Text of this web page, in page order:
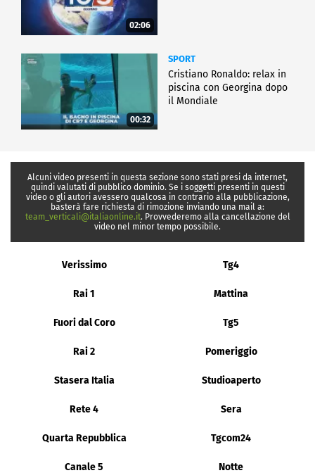
02:06
00:32
SPORT
Cristiano Ronaldo: relax in
piscina con Georgina dopo
il Mondiale
Alcuni video presenti in questa sezione sono stati presi da internet,
quindi valutati di pubblico dominio. Se i soggetti presenti in questi
video o gli autori avessero qualcosa in contrario alla pubblicazione,
basterà fare richiesta di rimozione inviando una mail a:
team_verticali@italiaonline.it. Provvederemo alla cancellazione del
video nel minor tempo possibile.
Verissimo Tg4
Rai 1 Mattina
Fuori dal Coro Tg5
Rai 2 Pomeriggio
Stasera Italia Studioaperto
Rete 4 Sera
Quarta Repubblica Tgcom24
Canale 5 Notte